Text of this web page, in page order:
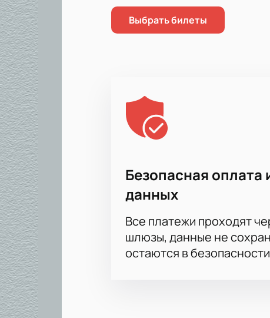
Покупка билетов без очередей
Доступ к ВИП-ложам для
шанс стать частью большого
подробности — вся актуальная
Выбрать билеты
Безопасная оплата
данных
Все платежи проходят
шлюзы, данные не
остаются в